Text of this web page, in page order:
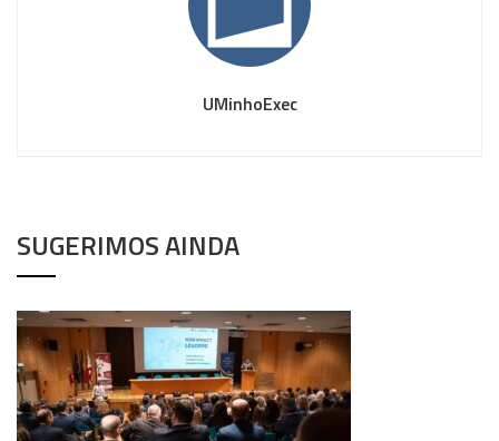
UMinhoExec
SUGERIMOS AINDA